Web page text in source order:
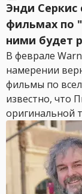
Энди Серкис
фильмах по
ними будет
В феврале
намерении
фильмы по
известно, что
оригинальной